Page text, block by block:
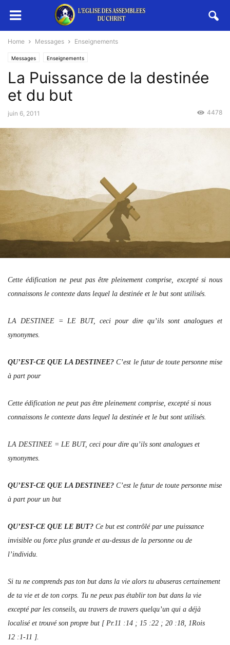
Home Messages Enseignements
Messages Enseignements
La Puissance de la destinée
et du but
juin 6, 2011 4478
Cette édification ne peut pas être pleinement comprise, excepté si nous
connaissons le contexte dans lequel la destinée et le but sont utilisés.
LA DESTINEE = LE BUT, ceci pour dire qu’ils sont analogues et
synonymes.
QU’EST-CE QUE LA DESTINEE?C’est le futur de toute personne mise
à part pour
Cette édification ne peut pas être pleinement comprise, excepté si nous
connaissons le contexte dans lequel la destinée et le but sont utilisés.
LA DESTINEE = LE BUT, ceci pour dire qu’ils sont analogues et
synonymes.
QU’EST-CE QUE LA DESTINEE? C’est le futur de toute personne mise
à part pour un but
QU’EST-CE QUE LE BUT? Ce but est contrôlé par une puissance
invisible ou force plus grande et au-dessus de la personne ou de
l’individu.
Si tu ne comprends pas ton but dans la vie alors tu abuseras certainement
de ta vie et de ton corps. Tu ne peux pas établir ton but dans la vie
excepté par les conseils, au travers de travers quelqu’un qui a déjà
localisé et trouvé son propre but [ Pr.11 :14 ; 15 :22 ; 20 :18, 1Rois
12 :1-11 ].